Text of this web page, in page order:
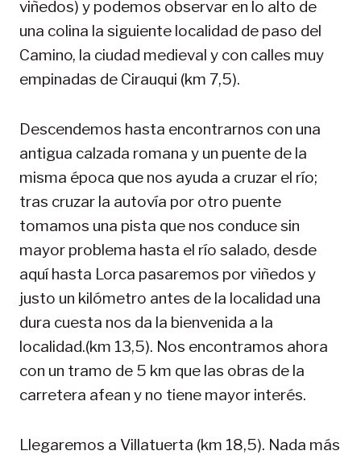
viñedos) y podemos observar en lo alto de
una colina la siguiente localidad de paso del
Camino, la ciudad medieval y con calles muy
empinadas de Cirauqui (km 7,5).
Descendemos hasta encontrarnos con una
antigua calzada romana y un puente de la
misma época que nos ayuda a cruzar el río;
tras cruzar la autovía por otro puente
tomamos una pista que nos conduce sin
mayor problema hasta el río salado, desde
aquí hasta Lorca pasaremos por viñedos y
justo un kilómetro antes de la localidad una
dura cuesta nos da la bienvenida a la
localidad.(km 13,5). Nos encontramos ahora
con un tramo de 5 km que las obras de la
carretera afean y no tiene mayor interés.
Llegaremos a Villatuerta (km 18,5). Nada más